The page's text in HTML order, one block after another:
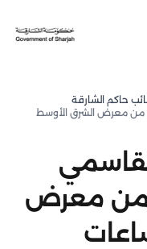
حاكم الشارقة
عبدالله بن سالم القاسمي يفتتح الدورة الـ47 من معرض الشرق الأوسط
الدورة الـ47 من معرض